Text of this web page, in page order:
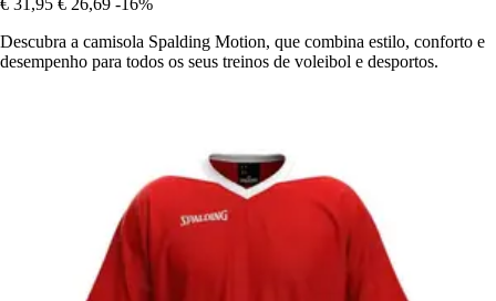
Descubra a camisola Spalding Motion, que combina estilo, conforto e
desempenho para todos os seus treinos de voleibol e desportos.